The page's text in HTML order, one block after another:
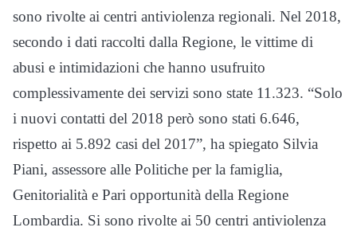
sono rivolte ai centri antiviolenza regionali. Nel 2018,
secondo i dati raccolti dalla Regione, le vittime di
abusi e intimidazioni che hanno usufruito
complessivamente dei servizi sono state 11.323. “Solo
i nuovi contatti del 2018 però sono stati 6.646,
rispetto ai 5.892 casi del 2017”, ha spiegato Silvia
Piani, assessore alle Politiche per la famiglia,
Genitorialità e Pari opportunità della Regione
Lombardia. Si sono rivolte ai 50 centri antiviolenza